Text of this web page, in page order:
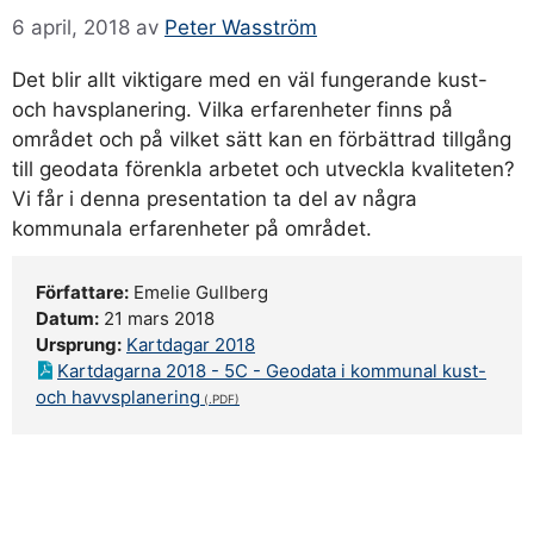
6 april, 2018 av Peter Wasström
Det blir allt viktigare med en väl fungerande kust-
och havsplanering. Vilka erfarenheter finns på
området och på vilket sätt kan en förbättrad tillgång
till geodata förenkla arbetet och utveckla kvaliteten?
Vi får i denna presentation ta del av några
kommunala erfarenheter på området.
Författare: Emelie Gullberg
Datum: 21 mars 2018
Ursprung: Kartdagar 2018
Kartdagarna 2018 - 5C - Geodata i kommunal kust-
och havvsplanering